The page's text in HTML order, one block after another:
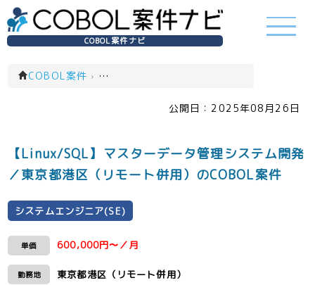
COBOL案件ナビ
COBOL案件 › システムエンジニア(SE)(一覧)
公開日： 2025年08月26日
【Linux/SQL】マスターデータ管理システム開発
／東京都港区（リモート併用）のCOBOL案件
システムエンジニア(SE)
単価 600,000円〜／月
勤務地 東京都港区（リモート併用）